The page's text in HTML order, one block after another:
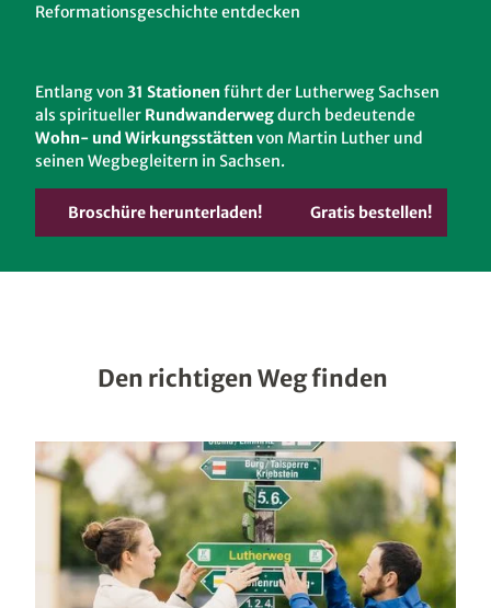
Reformationsgeschichte entdecken
Entlang von 31 Stationenführt der Lutherweg Sachsen
als spiritueller Rundwanderwegdurch bedeutende
Wohn- und Wirkungsstättenvon Martin Luther und
seinen Wegbegleitern in Sachsen.
Broschüre herunterladen! Gratis bestellen!
Den richtigen Weg ­finden